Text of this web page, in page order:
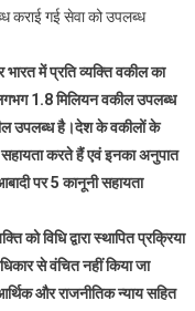
होता
कराई गई सेवा को उपलब्ध
भारत में प्रति व्यक्ति वकील का
1.8 मिलियन वकील उपलब्ध
उपलब्ध है।देश के वकीलों के
करते हैं एवं इनका अनुपात
पर 5 कानूनी सहायता
विधि द्वारा स्थापित प्रक्रिया
से वंचित नहीं किया जा
और राजनीतिक न्याय सहित